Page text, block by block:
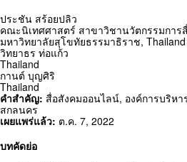
ประชัน สร้อยปลิว
คณะนิเทศศาสตร์ สาขาวิชานวัตกรรมการ
มหาวิทยาลัยสุโขทัยธรรมาธิราช, Thailand
วิทยาธร ท่อแก้ว
Thailand
กานต์ บุญศิริ
Thailand
คำสำคัญ: สื่อสังคมออนไลน์, องค์การบริห
สกลนคร
เผยแพร่แล้ว: ต.ค. 7, 2022
บทคัดย่อ